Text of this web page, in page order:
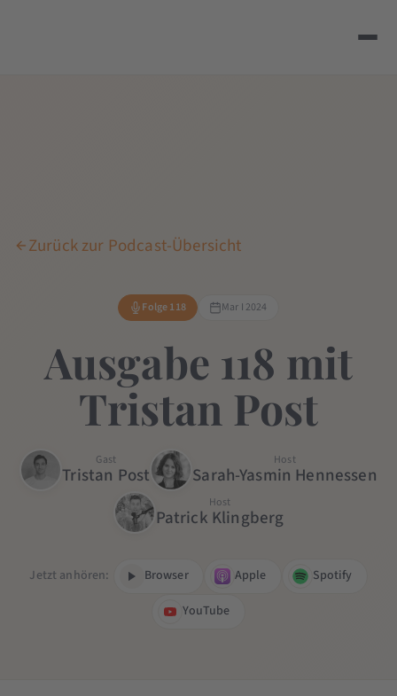
Zurück zur Podcast-Übersicht
Folge 118 Mar I 2024
Ausgabe 118 mit
Tristan Post
Gast
Tristan Post
Host
Sarah-Yasmin Hennessen
Host
Patrick Klingberg
Jetzt anhören: Browser Apple
Spotify
YouTube